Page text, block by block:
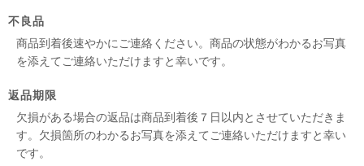
不良品
商品到着後速やかにご連絡ください。商品の状態がわかるお写真
を添えてご連絡いただけますと幸いです。
返品期限
欠損がある場合の返品は商品到着後７日以内とさせていただきま
す。欠損箇所のわかるお写真を添えてご連絡いただけますと幸い
です。